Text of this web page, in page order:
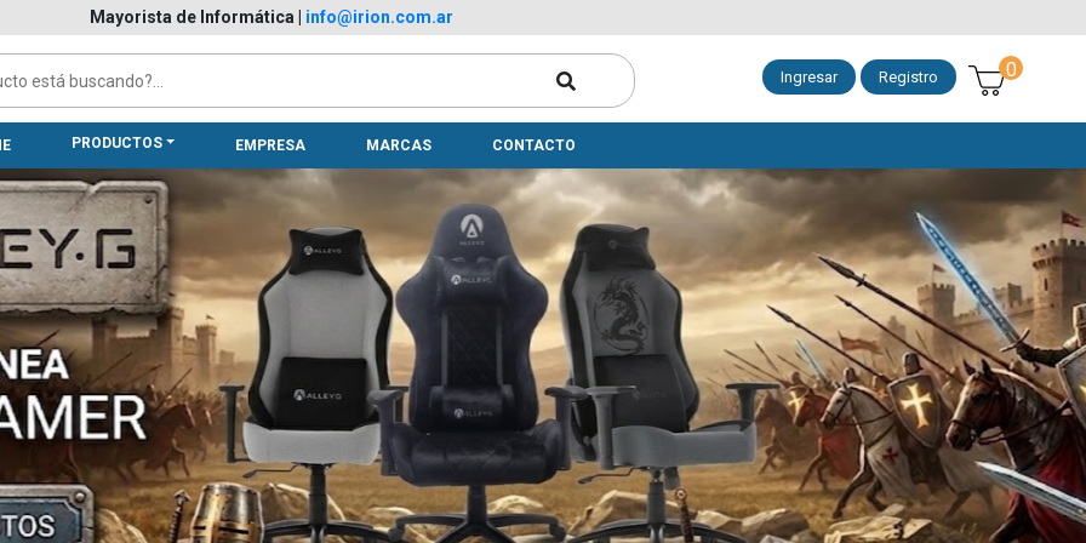
Mayorista de Informática info@irion.com.ar
0
Ingresar Registro
PRODUCTOS EMPRESA MARCAS CONTACTO